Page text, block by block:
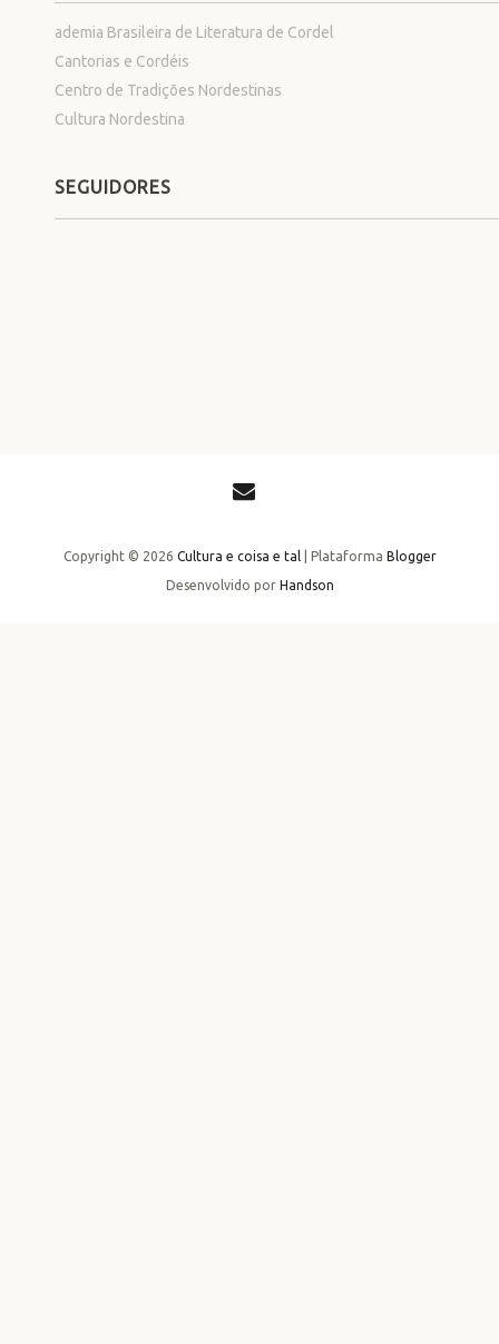
ademia Brasileira de Literatura de Cordel
Cantorias e Cordéis
Centro de Tradições Nordestinas
Cultura Nordestina
SEGUIDORES
Copyright © 2026 Cultura e coisa e tal| Plataforma Blogger
Desenvolvido por Handson